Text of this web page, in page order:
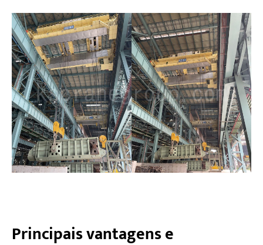
Principais vantagens e